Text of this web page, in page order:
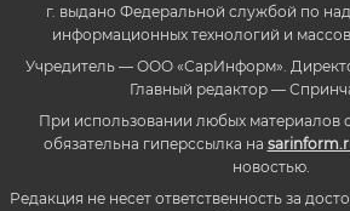
г. выдано Федеральной службой по
информационных технологий и
Учредитель — ООО «СарИнформ».
Главный редактор —
При использовании любых материалов
обязательна гиперссылка на
новостью.
Редакция не несет ответственность за